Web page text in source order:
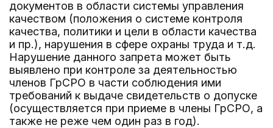
документов в области системы управления
качеством (положения о системе контроля
качества, политики и цели в области качества
и пр.), нарушения в сфере охраны труда и т.д.
Нарушение данного запрета может быть
выявлено при контроле за деятельностью
членов ГрСРО в части соблюдения ими
требований к выдаче свидетельств о допуске
(осуществляется при приеме в члены ГрСРО, а
также не реже чем один раз в год).